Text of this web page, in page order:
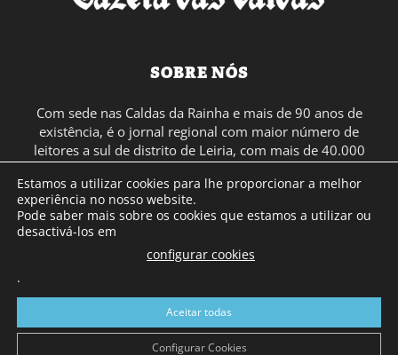
SOBRE NÓS
Com sede nas Caldas da Rainha e mais de 90 anos de
existência, é o jornal regional com maior número de
leitores a sul de distrito de Leiria, com mais de 40.000
em Portugal Continental e assinatura online.
SIGA-NOS
Estamos a utilizar cookies para lhe proporcionar a melhor
experiência no nosso website.
Pode saber mais sobre os cookies que estamos a utilizar ou
desactivá-los em
configurar cookies
.
Aceitar todas
Configurar Cookies